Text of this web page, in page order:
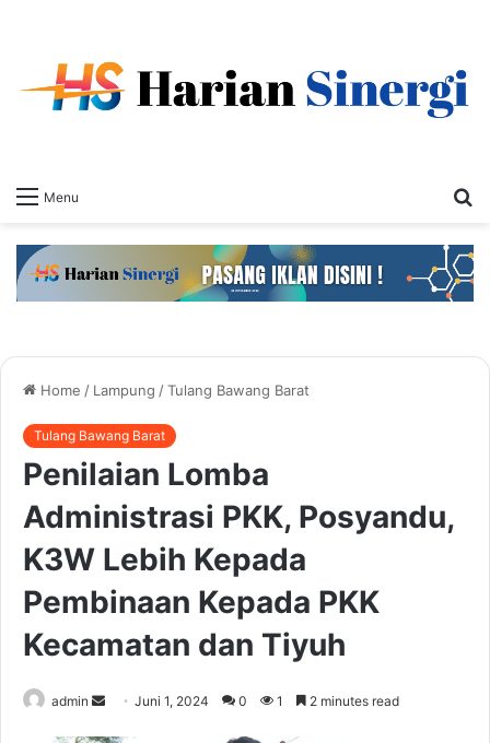
Menu
Home / Lampung /Tulang Bawang Barat
Tulang Bawang Barat
Penilaian Lomba
Administrasi PKK, Posyandu,
K3W Lebih Kepada
Pembinaan Kepada PKK
Kecamatan dan Tiyuh
admin
SendJuni 1, 2024 0 1 2 minutes read